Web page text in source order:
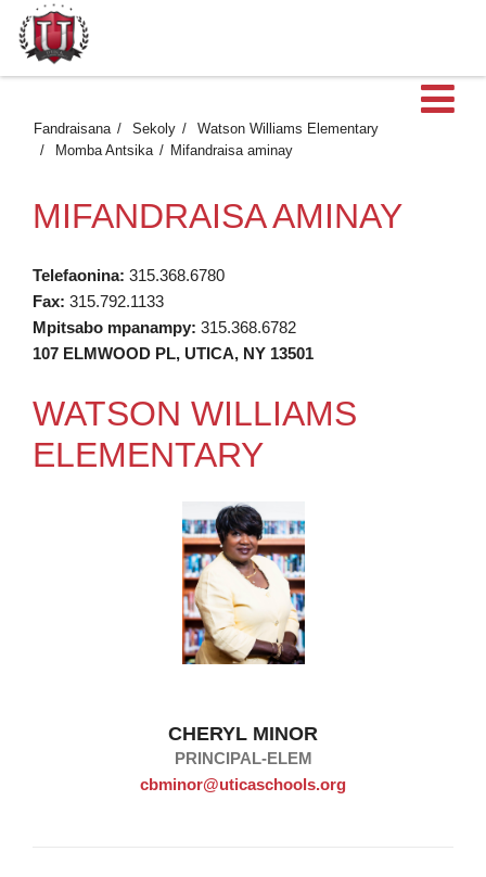
Fandraisana Sekoly
Watson Williams Elementary
Momba Antsika
Mifandraisa aminay
MIFANDRAISA AMINAY
Telefaonina: 315.368.6780
Fax: 315.792.1133
Mpitsabo mpanampy: 315.368.6782
107 ELMWOOD PL, UTICA, NY 13501
WATSON WILLIAMS
ELEMENTARY
CHERYL MINOR
PRINCIPAL-ELEM
cbminor@uticaschools.org